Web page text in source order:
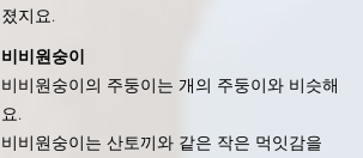
졌지요.
비비원숭이
비비원숭이의 주둥이는 개의 주둥이와 비슷해
요.
비비원숭이는 산토끼와 같은 작은 먹잇감을